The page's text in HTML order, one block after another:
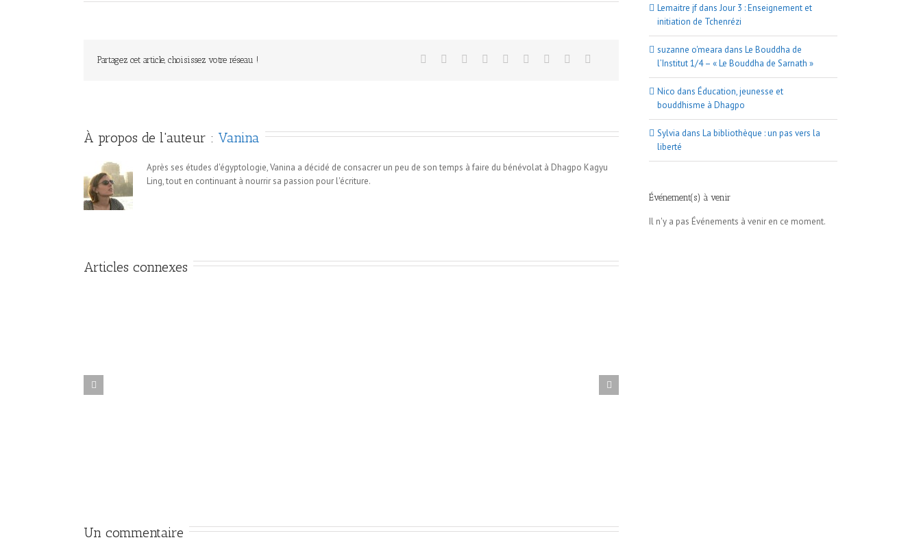
Partagez cet article, choisissez votre réseau !
À propos de l'auteur : Vanina
Après ses études d'égyptologie, Vanina a décidé de consacrer un peu de son temps à faire du bénévolat à Dhagpo Kagyu
Ling, tout en continuant à nourrir sa passion pour l'écriture.
Articles connexes
Un commentaire
Lemaitre jf dans Jour 3 : Enseignement et
initiation de Tchenrézi
suzanne o'meara dans Le Bouddha de
l’Institut 1/4 – « Le Bouddha de Sarnath »
Nico dans Éducation, jeunesse et
bouddhisme à Dhagpo
Sylvia dans La bibliothèque : un pas vers la
liberté
Événement(s) à venir
Il n'y a pas Événements à venir en ce moment.